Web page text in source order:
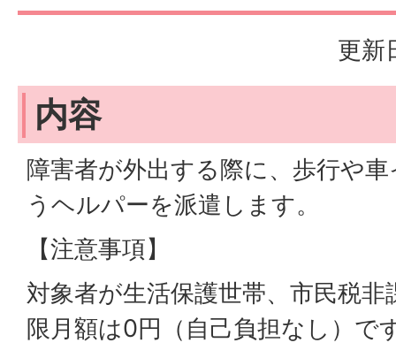
更新
内容
障害者が外出する際に、歩行や
うヘルパーを派遣します。
【注意事項】
対象者が生活保護世帯、市民税
限月額は0円（自己負担なし）で